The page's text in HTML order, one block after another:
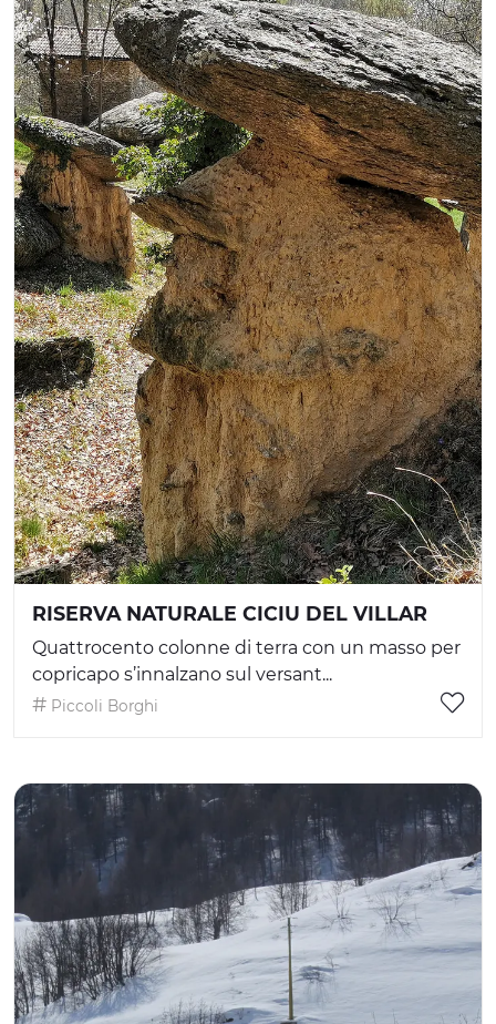
RISERVA NATURALE CICIU DEL VILLAR
Quattrocento colonne di terra con un masso per
copricapo s’innalzano sul versant...
Piccoli Borghi